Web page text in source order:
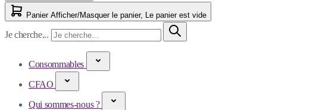
Panier Afficher/Masquer le panier, Le panier est vide
Je cherche...
Consommables
CFAO
Qui sommes-nous ?